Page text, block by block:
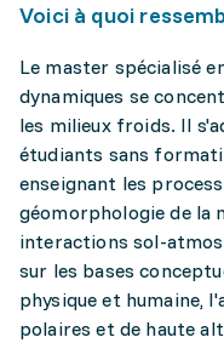
Voici à quoi
Le master spécialisé
dynamiques se
les milieux froids. Il
étudiants sans
enseignant les
géomorphologie de la
interactions sol-
sur les bases
physique et humaine,
polaires et de haute